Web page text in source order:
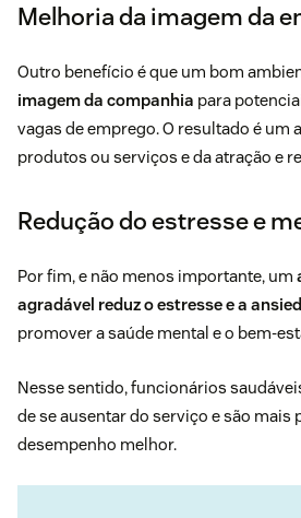
Melhoria da imagem da
Outro benefício é que um bom
imagem da companhia para
vagas de emprego. O resultado é um
produtos ou serviços e da atração e
Redução do estresse e
Por fim, e não menos importante, um
agradável reduz o estresse e a
promover a saúde mental e o bem-
Nesse sentido, funcionários
de se ausentar do serviço e são mais
desempenho melhor.